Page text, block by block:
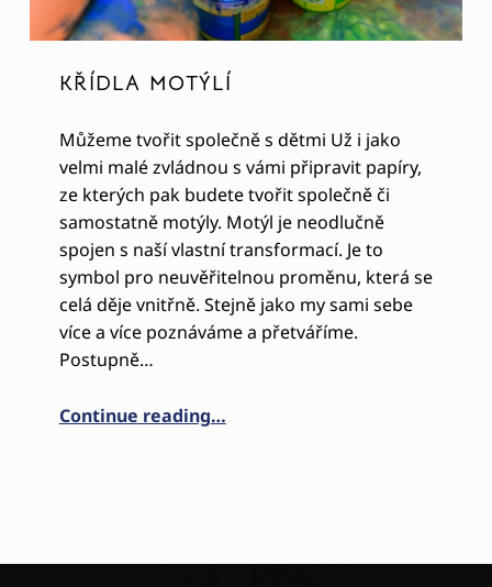
KŘÍDLA MOTÝLÍ
Můžeme tvořit společně s dětmi Už i jako
velmi malé zvládnou s vámi připravit papíry,
ze kterých pak budete tvořit společně či
samostatně motýly. Motýl je neodlučně
spojen s naší vlastní transformací. Je to
symbol pro neuvěřitelnou proměnu, která se
celá děje vnitřně. Stejně jako my sami sebe
více a více poznáváme a přetváříme.
Postupně…
Continue reading…